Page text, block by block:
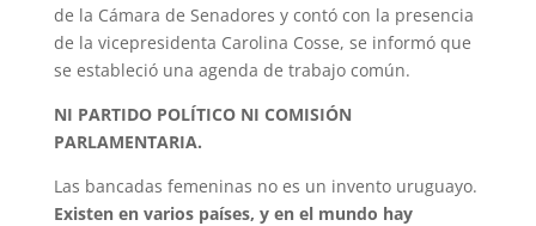
de la Cámara de Senadores y contó con la presencia
de la vicepresidenta Carolina Cosse, se informó que
se estableció una agenda de trabajo común.
NI PARTIDO POLÍTICO NI COMISIÓN
PARLAMENTARIA.
Las bancadas femeninas no es un invento uruguayo.
Existen en varios países, y en el mundo hay